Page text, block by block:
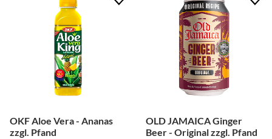
OKF Aloe Vera - Ananas
zzgl. Pfand
OLD JAMAICA Ginger
Beer - Original zzgl. Pfand